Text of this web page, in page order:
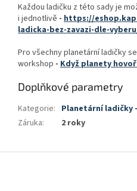
Každou ladičku z této sady je
i jednotlivě - https://
ladicka-bez-zavazi-dle-
Pro všechny planetární ladičky
workshop - Když planety
Doplňkové parametry
Kategorie: Planetární ladičky
Záruka: 2 roky